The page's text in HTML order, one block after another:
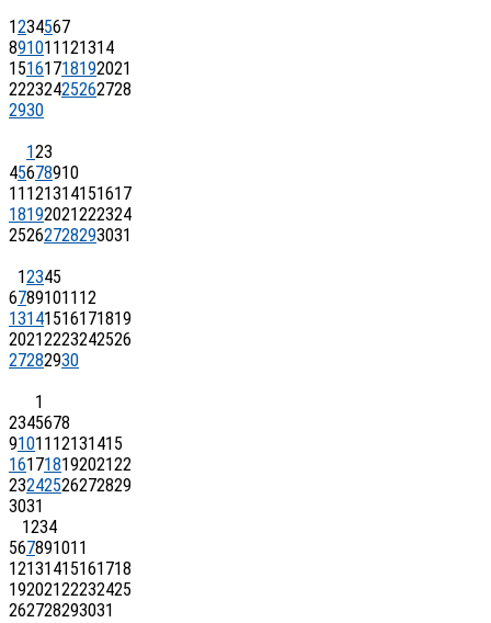
1234567
891011 121314
15161718192021
22232425262728
2930
123
45678910
11 121314151617
18192021222324
25262728293031
12345
67891011 12
13141516171819
20212223242526
27282930
1
2345678
91011 12131415
16171819202122
23242526272829
3031
1234
567891011
12131415161718
19202122232425
262728293031